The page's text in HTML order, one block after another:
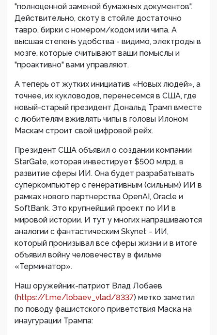
"полноценной заменой бумажных документов".
Действительно, скоту в стойле достаточно
тавро, бирки с номером/кодом или чипа. А
высшая степень удобства - видимо, электроды в
мозге, которые считывают ваши помыслы и
"проактивно" вами управляют.
А теперь от жутких инициатив «Новых людей», а
точнее, их кукловодов, перенесемся в США, где
новый-старый президент Дональд Трамп вместе
с любителям вживлять чипы в головы Илоном
Маскам строит свой цифровой рейх.
Президент США объявил о создании компании
StarGate, которая инвестирует $500 млрд. в
развитие сферы ИИ. Она будет разрабатывать
суперкомпьютер с генеративным (сильным) ИИ в
рамках нового партнерства OpenAI, Oracle и
SoftBank. Это крупнейший проект по ИИ в
мировой истории. И тут у многих напрашиваются
аналогии с фантастическим Skynet – ИИ,
который пронизывал все сферы жизни и в итоге
объявил войну человечеству в фильме
«Терминатор».
Наш оружейник-патриот Влад Лобаев
(https://t.me/lobaev_vlad/8337) метко заметил
по поводу фашистского приветствия Маска на
инаугурации Трампа: